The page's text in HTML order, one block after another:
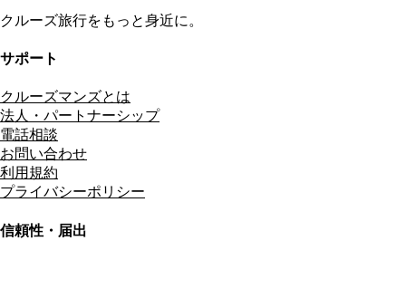
クルーズ旅行をもっと身近に。
サポート
クルーズマンズとは
法人・パートナーシップ
電話相談
お問い合わせ
利用規約
プライバシーポリシー
信頼性・届出